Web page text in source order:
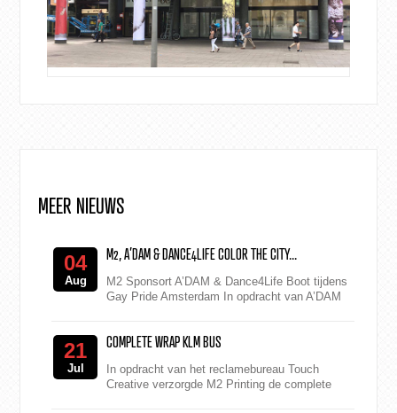
MEER NIEUWS
04
Aug
M2, A’DAM & DANCE4LIFE COLOR THE CITY...
M2 Sponsort A’DAM & Dance4Life Boot tijdens
Gay Pride Amsterdam In opdracht van A’DAM
21
Jul
COMPLETE WRAP KLM BUS
In opdracht van het reclamebureau Touch
Creative verzorgde M2 Printing de complete